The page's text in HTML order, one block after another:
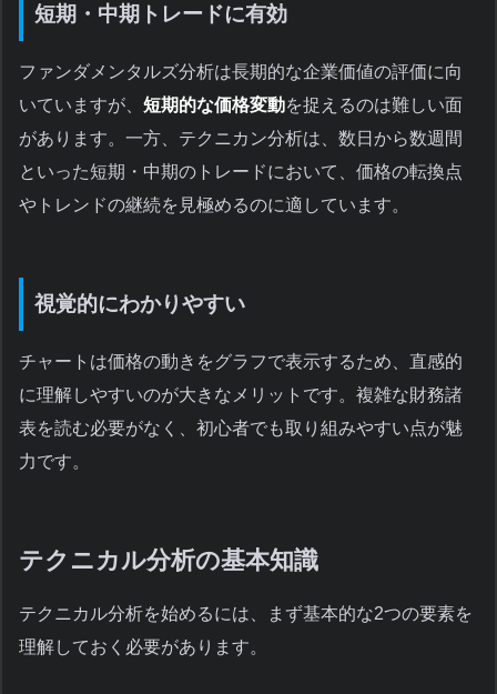
短期・中期トレードに有効
ファンダメンタルズ分析は長期的な企業価値の評価に向
いていますが、 短期的な価格変動を捉えるのは難しい面
があります。一方、テクニカン分析は、数日から数週間
といった短期・中期のトレードにおいて、価格の転換点
やトレンドの継続を見極めるのに適しています。
視覚的にわかりやすい
チャートは価格の動きをグラフで表示するため、直感的
に理解しやすいのが大きなメリットです。複雑な財務諸
表を読む必要がなく、初心者でも取り組みやすい点が魅
力です。
テクニカル分析の基本知識
テクニカル分析を始めるには、まず基本的な2つの要素を
理解しておく必要があります。